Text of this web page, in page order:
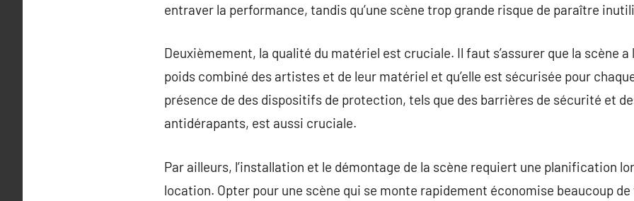
entraver la performance, tandis qu’une scène trop grande risque de paraître
Deuxièmement, la qualité du matériel est cruciale. Il faut s’assurer que la scène
poids combiné des artistes et de leur matériel et qu’elle est sécurisée pour
présence de des dispositifs de protection, tels que des barrières de sécurité et
antidérapants, est aussi cruciale.
Par ailleurs, l’installation et le démontage de la scène requiert une planification
location. Opter pour une scène qui se monte rapidement économise beaucoup